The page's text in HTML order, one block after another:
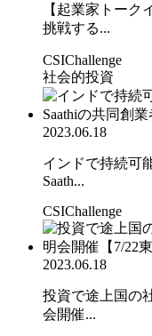
【起業家トーク
挑戦する...
CSIChallenge
社会的投資
2023.06.18
インドで持続可
Saath...
CSIChallenge
2023.06.18
投資で途上国の
会開催...